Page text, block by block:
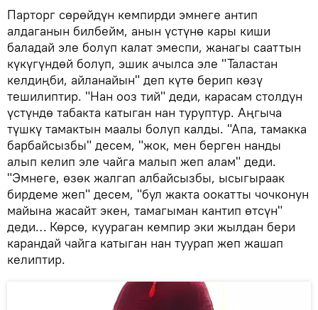
Парторг сөрөйдүн кемпирди эмнеге антип
алдаганын билбейм, анын үстүнө кары киши
баладай эле болуп калат эмеспи, жанагы сааттын
күкүгүндөй болуп, эшик ачылса эле "Таластан
келдиңби, айланайын" деп күтө берип көзү
тешилиптир. "Нан ооз тий" деди, карасам столдун
үстүндө табакта катыган нан туруптур. Аңгыча
түшкү тамактын маалы болуп калды. "Апа, тамакка
барбайсызбы" десем, "жок, мен берген нанды
алып келип эле чайга малып жеп алам" деди.
"Эмнеге, өзөк жалгап албайсызбы, ысыгыраак
бирдеме жеп" десем, "бул жакта оокатты чочконун
майына жасайт экен, тамагыман кантип өтсүн"
деди… Көрсө, куураган кемпир эки жылдан бери
карандай чайга катыган нан туурап жеп жашап
келиптир.